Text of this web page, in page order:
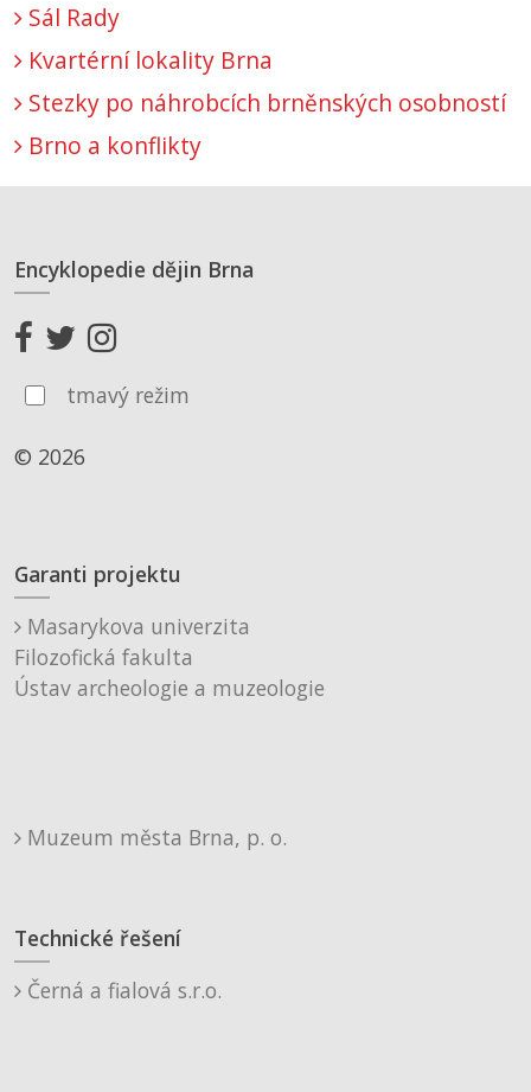
Sál Rady
Kvartérní lokality Brna
Stezky po náhrobcích brněnských osobností
Brno a konflikty
Encyklopedie dějin Brna
tmavý režim
© 2026
Garanti projektu
Masarykova univerzita
Filozofická fakulta
Ústav archeologie a muzeologie
Muzeum města Brna, p. o.
Technické řešení
Černá a fialová s.r.o.